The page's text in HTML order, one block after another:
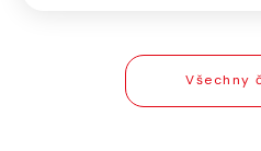
Všechny